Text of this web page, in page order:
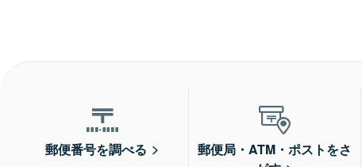
郵便番号を調べる
郵便局・ATM・ポストをさ